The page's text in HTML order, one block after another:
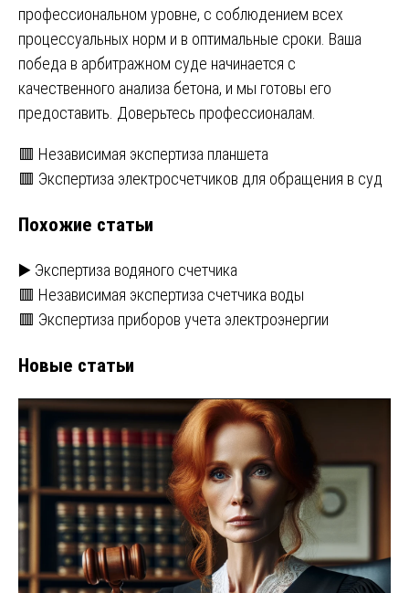
профессиональном уровне, с соблюдением всех
процессуальных норм и в оптимальные сроки. Ваша
победа в арбитражном суде начинается с
качественного анализа бетона, и мы готовы его
предоставить. Доверьтесь профессионалам.
Навигация
записям
🟥 Независимая экспертиза планшета
🟥 Экспертиза электросчетчиков для обращения в суд
Похожие статьи
▶️ Экспертиза водяного счетчика
🟥 Независимая экспертиза счетчика воды
🟥 Экспертиза приборов учета электроэнергии
Новые статьи